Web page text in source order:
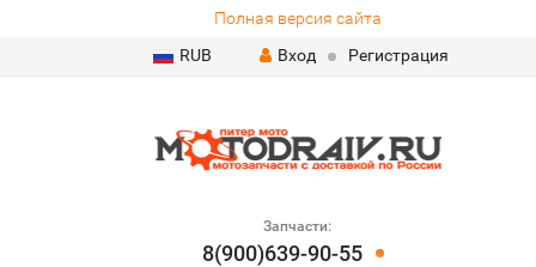
Полная версия сайта
RUB
Вход Регистрация
Запчасти:
8(900)639-90-55